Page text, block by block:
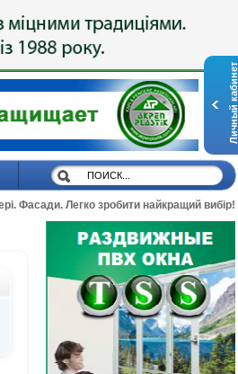
Личный кабинет
Фасади. Легко зробити найкращий вибір!